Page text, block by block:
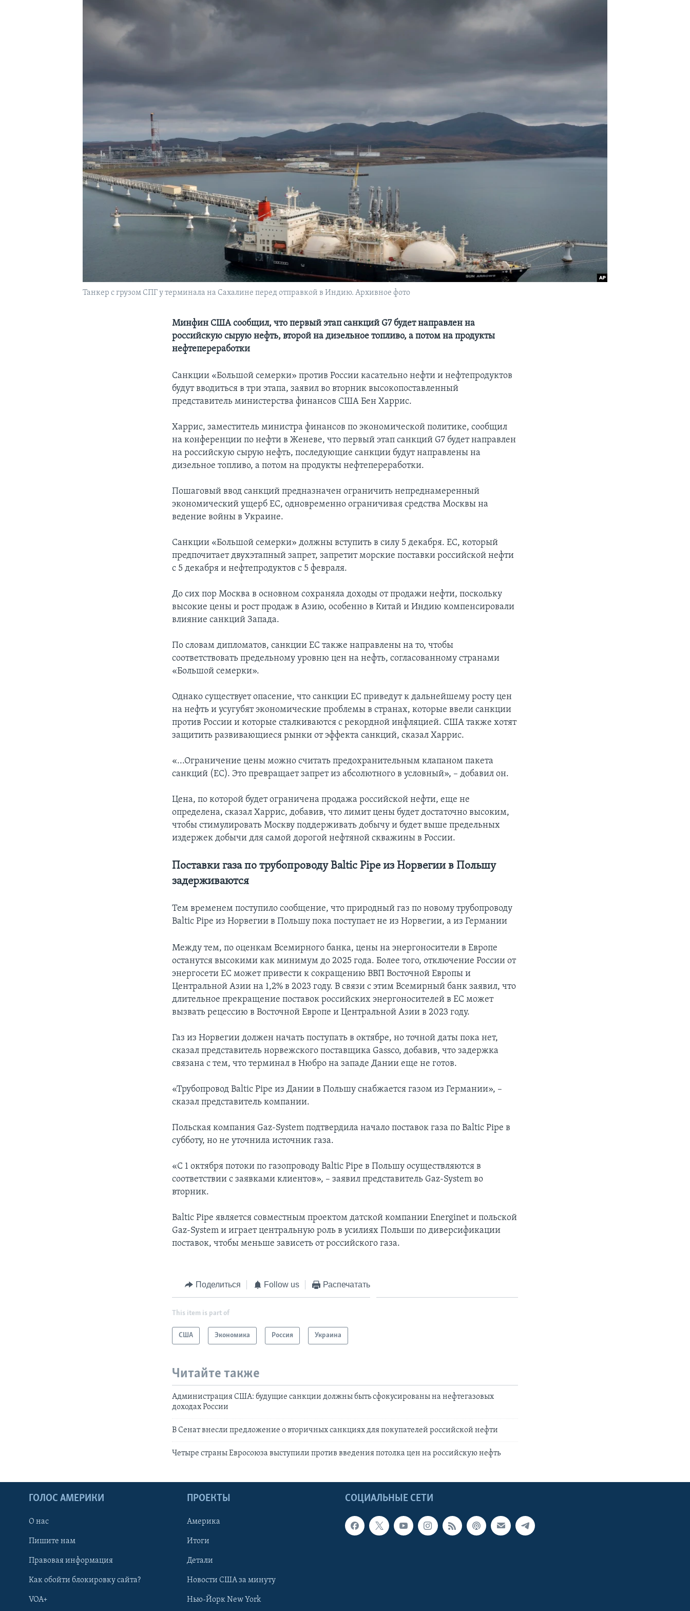
Танкер с грузом СПГ у терминала на Сахалине перед отправкой в Индию. Архивное фото
Минфин США сообщил, что первый этап санкций G7 будет направлен на
российскую сырую нефть, второй на дизельное топливо, а потом на продукты
нефтепереработки
Санкции «Большой семерки» против России касательно нефти и нефтепродуктов
будут вводиться в три этапа, заявил во вторник высокопоставленный
представитель министерства финансов США Бен Харрис.
Харрис, заместитель министра финансов по экономической политике, сообщил
на конференции по нефти в Женеве, что первый этап санкций G7 будет направлен
на российскую сырую нефть, последующие санкции будут направлены на
дизельное топливо, а потом на продукты нефтепереработки.
Пошаговый ввод санкций предназначен ограничить непреднамеренный
экономический ущерб ЕС, одновременно ограничивая средства Москвы на
ведение войны в Украине.
Санкции «Большой семерки» должны вступить в силу 5 декабря. ЕС, который
предпочитает двухэтапный запрет, запретит морские поставки российской нефти
с 5 декабря и нефтепродуктов с 5 февраля.
До сих пор Москва в основном сохраняла доходы от продажи нефти, поскольку
высокие цены и рост продаж в Азию, особенно в Китай и Индию компенсировали
влияние санкций Запада.
По словам дипломатов, санкции ЕС также направлены на то, чтобы
соответствовать предельному уровню цен на нефть, согласованному странами
«Большой семерки».
Однако существует опасение, что санкции ЕС приведут к дальнейшему росту цен
на нефть и усугубят экономические проблемы в странах, которые ввели санкции
против России и которые сталкиваются с рекордной инфляцией. США также хотят
защитить развивающиеся рынки от эффекта санкций, сказал Харрис.
«...Ограничение цены можно считать предохранительным клапаном пакета
санкций (ЕС). Это превращает запрет из абсолютного в условный», – добавил он.
Цена, по которой будет ограничена продажа российской нефти, еще не
определена, сказал Харрис, добавив, что лимит цены будет достаточно высоким,
чтобы стимулировать Москву поддерживать добычу и будет выше предельных
издержек добычи для самой дорогой нефтяной скважины в России.
Поставки газа по трубопроводу Baltic Pipe из Норвегии в Польшу
задерживаются
Тем временем поступило сообщение, что природный газ по новому трубопроводу
Baltic Pipe из Норвегии в Польшу пока поступает не из Норвегии, а из Германии
Между тем, по оценкам Всемирного банка, цены на энергоносители в Европе
останутся высокими как минимум до 2025 года. Более того, отключение России от
энергосети ЕС может привести к сокращению ВВП Восточной Европы и
Центральной Азии на 1,2% в 2023 году. В связи с этим Всемирный банк заявил, что
длительное прекращение поставок российских энергоносителей в ЕС может
вызвать рецессию в Восточной Европе и Центральной Азии в 2023 году.
Газ из Норвегии должен начать поступать в октябре, но точной даты пока нет,
сказал представитель норвежского поставщика Gassco, добавив, что задержка
связана с тем, что терминал в Нюбро на западе Дании еще не готов.
«Трубопровод Baltic Pipe из Дании в Польшу снабжается газом из Германии», –
сказал представитель компании.
Польская компания Gaz-System подтвердила начало поставок газа по Baltic Pipe в
субботу, но не уточнила источник газа.
«С 1 октября потоки по газопроводу Baltic Pipe в Польшу осуществляются в
соответствии с заявками клиентов», – заявил представитель Gaz-System во
вторник.
Baltic Pipe является совместным проектом датской компании Energinet и польской
Gaz-System и играет центральную роль в усилиях Польши по диверсификации
поставок, чтобы меньше зависеть от российского газа.
Поделиться Follow us Распечатать
This item is part of
США Экономика Россия Украина
Читайте также
Администрация США: будущие санкции должны быть сфокусированы на нефтегазовых
доходах России
В Сенат внесли предложение о вторичных санкциях для покупателей российской нефти
Четыре страны Евросоюза выступили против введения потолка цен на российскую нефть
СОЦИАЛЬНЫЕ СЕТИ
ГОЛОС АМЕРИКИ
О нас
Пишите нам
Правовая информация
Как обойти блокировку сайта?
VOA+
ПРОЕКТЫ
Америка
Итоги
Детали
Новости США за минуту
Нью-Йорк New York